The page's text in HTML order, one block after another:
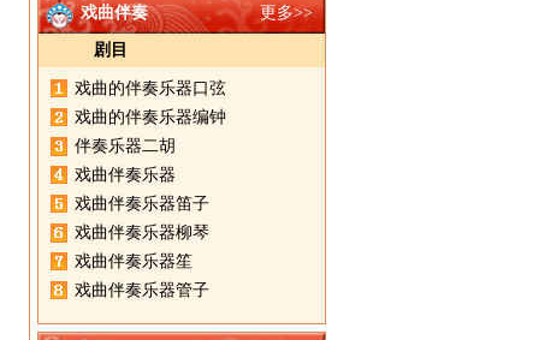
更多>>
戏曲伴奏
剧目
戏曲的伴奏乐器口弦
戏曲的伴奏乐器编钟
伴奏乐器二胡
戏曲伴奏乐器
戏曲伴奏乐器笛子
戏曲伴奏乐器柳琴
戏曲伴奏乐器笙
戏曲伴奏乐器管子